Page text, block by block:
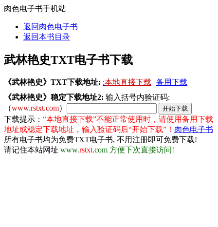
肉色电子书手机站
返回肉色电子书
返回本书目录
武林艳史TXT电子书下载
《武林艳史》TXT下载地址: :本地直接下载
备用下载
《武林艳史》稳定下载地址2: 输入括号内验证码:
（www.rstxt.com）
下载提示： “本地直接下载”不能正常使用时，请使用备用下载
地址或稳定下载地址，输入验证码后“开始下载”！ 肉色电子书
所有电子书均为免费TXT电子书, 不用注册即可免费下载!
请记住本站网址 www.rstxt.com 方便下次直接访问!